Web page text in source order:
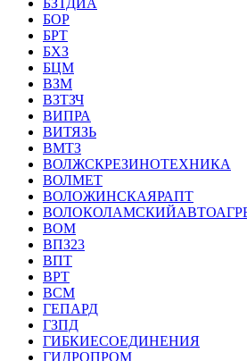
БЗТДИА
БОР
БРТ
БХЗ
БЦМ
ВЗМ
ВЗТЗЧ
ВИПРА
ВИТЯЗЬ
ВМТЗ
ВОЛЖСКРЕЗИНОТЕХНИКА
ВОЛМЕТ
ВОЛОЖИНСКАЯРАПТ
ВОМ
ВПЗ23
ВПТ
ВРТ
ВСМ
ГЕПАРД
ГЗПД
ГИБКИЕСОЕДИНЕНИЯ
ГИДРОПРОМ